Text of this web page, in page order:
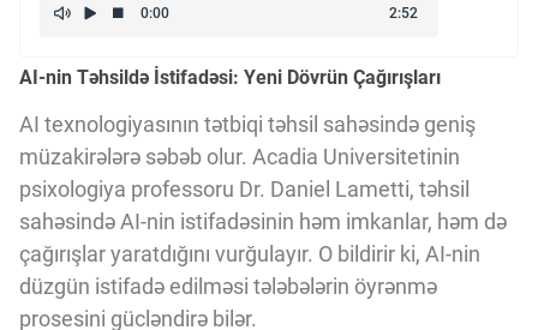
Kriptovalyuta
ÇƏRƏZLƏR SİYASƏTİ
İSTIFADƏ ŞƏRTLƏRİ
MƏXFİLİK SİYASƏTİ
AI-nin Təhsildə İstifadəsi: Yeni Dövrün Çağırışları
AI texnologiyasının tətbiqi təhsil sahəsində geniş
müzakirələrə səbəb olur. Acadia Universitetinin
psixologiya professoru Dr. Daniel Lametti, təhsil
sahəsində AI-nin istifadəsinin həm imkanlar, həm də
çağırışlar yaratdığını vurğulayır. O bildirir ki, AI-nin
düzgün istifadə edilməsi tələbələrin öyrənmə
prosesini gücləndirə bilər.